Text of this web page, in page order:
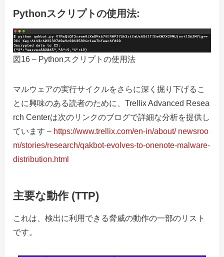
Pythonスクリプトの使用法:
図16 – Pythonスクリプトの使用法
マルウェアの実行サイクルをさらに深く掘り下げるこ
とに興味のある読者のために、Trellix Advanced Resea
rch Centerは次のリンクのブログで詳細な分析を提供し
ています – https://www.trellix.com/en-in/about/ newsroo
m/stories/research/qakbot-evolves-to-onenote-malware-
distribution.html
主要な動作 (TTP)
これは、検出に利用できる脅威の動作の一部のリスト
です。